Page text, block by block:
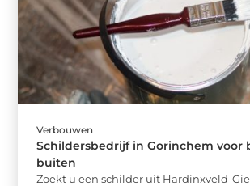
Verbouwen
Schildersbedrijf in Gorinchem voor
buiten
Zoekt u een schilder uit Hardinxveld-